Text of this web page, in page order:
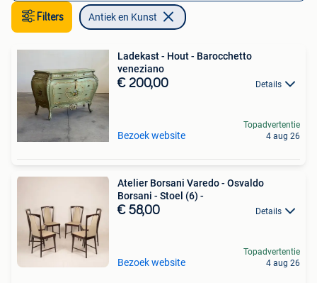
Filters Antiek en Kunst
Ladekast - Hout - Barocchetto
veneziano
€ 200,00 Details
Bezoek website
Topadvertentie
4 aug 26
Atelier Borsani Varedo - Osvaldo
Borsani - Stoel (6) -
€ 58,00 Details
Bezoek website
Topadvertentie
4 aug 26